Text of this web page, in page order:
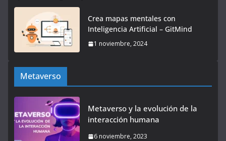
Crea mapas mentales con
Inteligencia Artificial – GitMind
1 noviembre, 2024
Metaverso
Metaverso y la evolución de la
interacción humana
6 noviembre, 2023